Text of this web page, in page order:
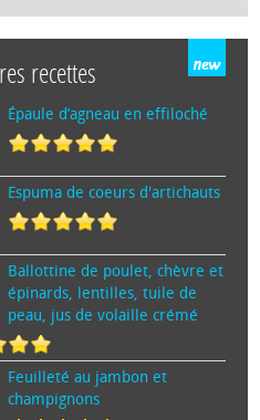
recettes
Épaule d’agneau en effiloché
Espuma de cœurs d'artichauts
Ballottine de poulet, chèvre et
épinards, lentilles, tuile de
peau, jus de volaille crémé
Feuilleté au jambon et
champignons